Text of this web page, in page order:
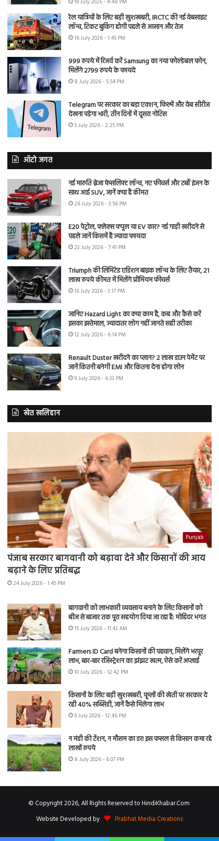
19 July 2026 - 4:48 PM
रेल यात्रियों के लिए बड़ी खुशखबरी, IRCTC की नई वेबसाइट
लॉन्च, टिकट बुकिंग होगी पहले से आसान और तेज
16 July 2026 - 1:45 PM
999 रुपये में रिजर्व करें Samsung का नया फोल्डेबल फोन,
मिलेंगे 2799 रुपये के फायदे
8 July 2026 - 5:54 PM
Telegram पर सरकार का बड़ा एक्शन, फिल्में और वेब सीरीज
देखना पड़ेगा भारी, तीन दिनों में दूसरा नोटिस
5 July 2026 - 2:25 PM
ऑटो जगत
नई मारुति ब्रेजा फेसलिफ्ट लॉन्च, नए फीचर्स और टर्बो इंजन के
साथ आई SUV, जानें क्या है कीमत
26 July 2026 - 3:56 PM
E20 पेट्रोल, फ्लेक्स फ्यूल या EV कार? नई गाड़ी खरीदने से
पहले जानें किसमें है ज्यादा फायदा
23 July 2026 - 7:41 PM
Triumph की लिमिटेड एडिशन बाइक लॉन्च के लिए तैयार, 21
लाख रुपये कीमत में मिलेंगे प्रीमियम फीचर्स
16 July 2026 - 3:17 PM
जानिए Hazard Light का क्या काम है, कब और कैसे करें
इसका इस्तेमाल, ज्यादातर लोग नहीं जानते सही तरीका
12 July 2026 - 6:14 PM
Renault Duster खरीदने का प्लान? 2 लाख डाउन पेमेंट पर
जानें कितनी बनेगी EMI और कितना देना होगा लोन
9 July 2026 - 6:33 PM
खेत खलिहान
Punjab
पंजाब सरकार बागवानी को बढ़ावा देने और किसानों की आय
बढ़ाने के लिए प्रतिबद्ध
24 July 2026 - 1:45 PM
बागवानी को लाभकारी व्यवसाय बनाने के लिए किसानों को
बीज से बाजार तक पूरा सहयोग दिया जा रहा है: मोहिंदर भगत
15 July 2026 - 11:43 AM
Farmers ID Card बनेगा किसानों की पहचान, मिलेंगे भरपूर
लाभ, बार-बार रजिस्ट्रेशन का झंझट खत्म, ऐसे करें अप्लाई
10 July 2026 - 12:42 PM
किसानों के लिए बड़ी खुशखबरी, फूलों की खेती पर सरकार दे
रही 40% सब्सिडी, जानें कैसे मिलेगा लाभ
9 July 2026 - 12:46 PM
न मंडी की टेंशन, न मौसम का डर! इस फसल से किसान कमा रहे
लाखों रुपये
8 July 2026 - 6:07 PM
© Copyright 2026, All Rights Reserved to HindiKhabar.Com
Website Developed by
Prabhat Media Creations